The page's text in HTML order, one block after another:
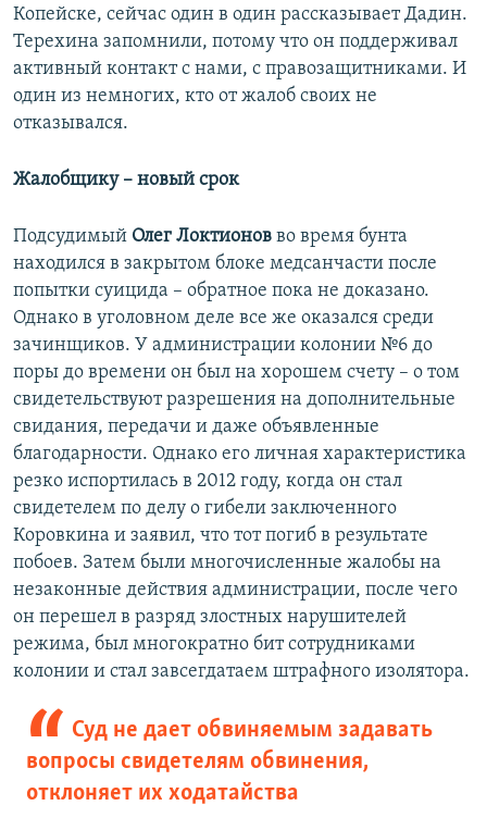
Копейске, сейчас один в один рассказывает Дадин.
Терехина запомнили, потому что он поддерживал
активный контакт с нами, с правозащитниками. И
один из немногих, кто от жалоб своих не
отказывался.
Жалобщику – новый срок
Подсудимый Олег Локтионов во время бунта
находился в закрытом блоке медсанчасти после
попытки суицида – обратное пока не доказано.
Однако в уголовном деле все же оказался среди
зачинщиков. У администрации колонии №6 до
поры до времени он был на хорошем счету – о том
свидетельствуют разрешения на дополнительные
свидания, передачи и даже объявленные
благодарности. Однако его личная характеристика
резко испортилась в 2012 году, когда он стал
свидетелем по делу о гибели заключенного
Коровкина и заявил, что тот погиб в результате
побоев. Затем были многочисленные жалобы на
незаконные действия администрации, после чего
он перешел в разряд злостных нарушителей
режима, был многократно бит сотрудниками
колонии и стал завсегдатаем штрафного изолятора.
Суд не дает обвиняемым задавать
вопросы свидетелям обвинения,
отклоняет их ходатайства